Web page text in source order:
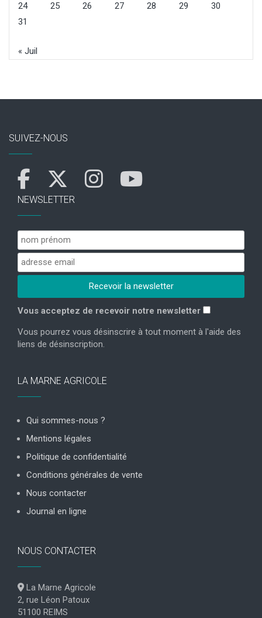
24
25 26 27 28 29
30
31
« Juil
SUIVEZ-NOUS
NEWSLETTER
Vous acceptez de recevoir notre newsletter
Vous pourrez vous désinscrire à tout moment à l'aide des
liens de désinscription.
LA MARNE AGRICOLE
Qui sommes-nous ?
Mentions légales
Politique de confidentialité
Conditions générales de vente
Nous contacter
Journal en ligne
NOUS CONTACTER
La Marne Agricole
2, rue Léon Patoux
51100 REIMS